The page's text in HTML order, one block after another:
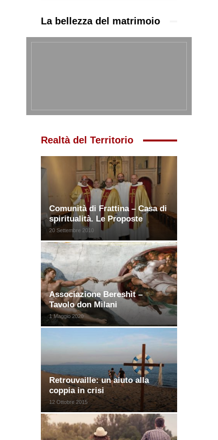
La bellezza del matrimoio
Realtà del Territorio
Comunità di Frattina – Casa di
spiritualità. Le Proposte
20 Settembre 2010
Associazione Bereshìt –
Tavolo don Milani
1 Maggio 2020
Retrouvaille: un aiuto alla
coppia in crisi
12 Ottobre 2015